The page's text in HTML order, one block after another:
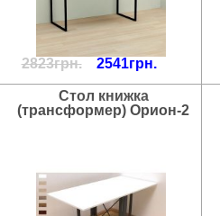
2823грн. 2541грн.
Стол книжка
(трансформер) Орион-2